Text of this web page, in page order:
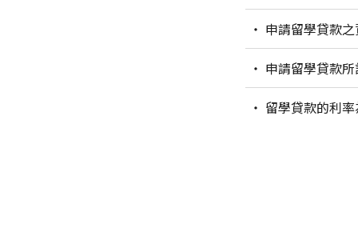
申請留學貸款
申請留學貸款
留學貸款的利